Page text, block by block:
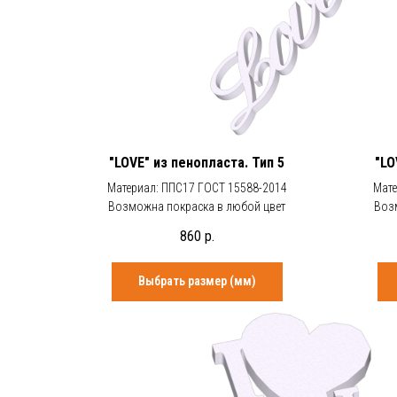
"LOVE" из пенопласта. Тип 5
Материал: ППС17 ГОСТ 15588-2014
Возможна покраска в любой цвет
860 р.
Выбрать размер (мм)